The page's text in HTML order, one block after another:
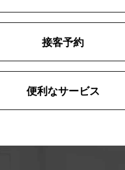
接客予約
便利なサービス